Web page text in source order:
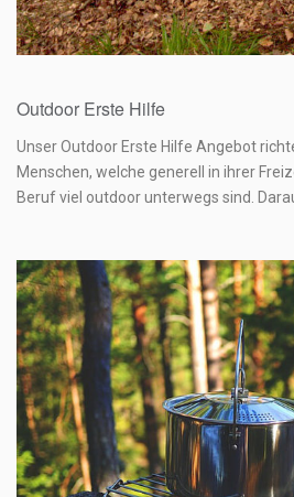
Outdoor Erste Hilfe
Unser Outdoor Erste Hilfe Angebot
Menschen, welche generell in ihrer
Beruf viel outdoor unterwegs sind.